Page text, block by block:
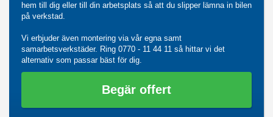
hem till dig eller till din arbetsplats så att du slipper lämna in bilen
på verkstad.
Vi erbjuder även montering via vår egna samt
samarbetsverkstäder. Ring 0770 - 11 44 11 så hittar vi det
alternativ som passar bäst för dig.
Begär offert